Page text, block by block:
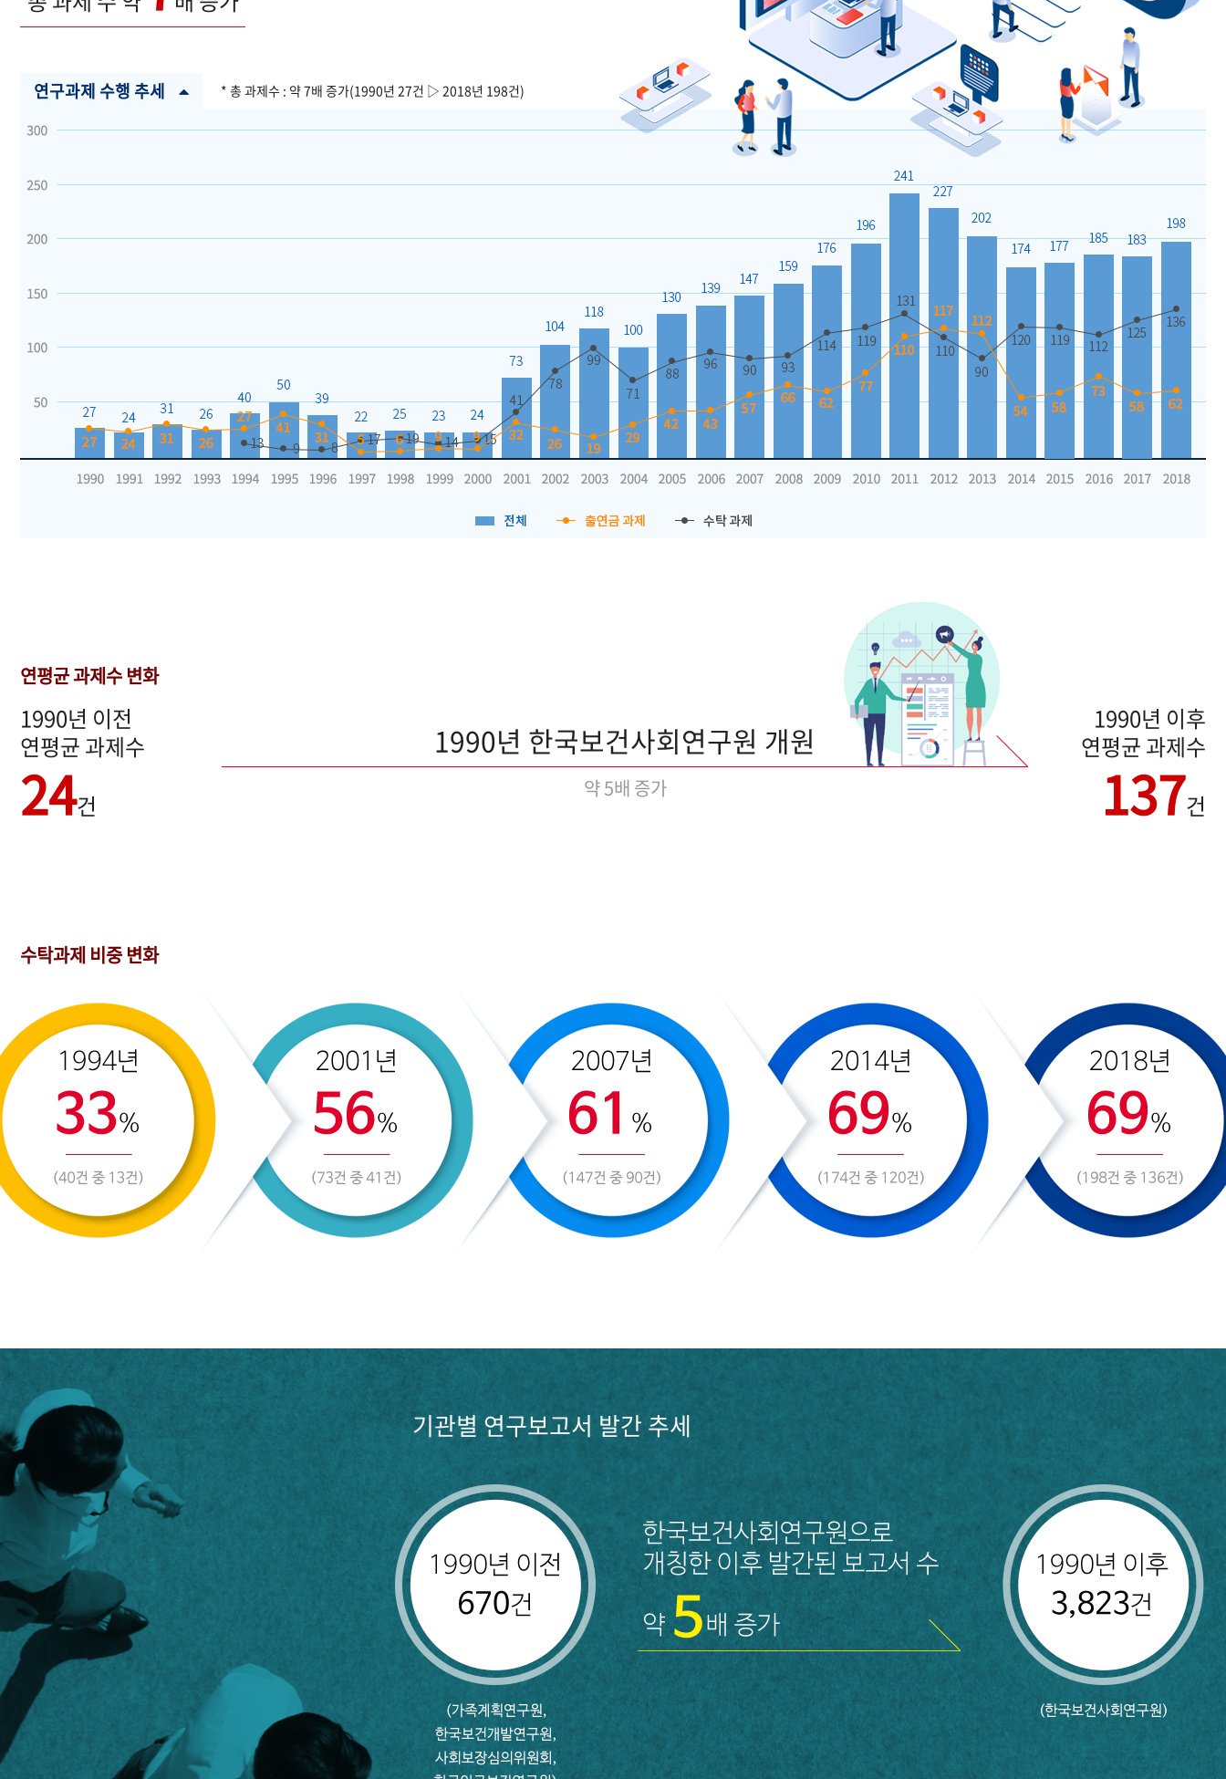
연구과제 수행 추세 * 총 과제수 : 약 7배 증가(1990년 27건 ▷ 2018년 198건)
연평균 과제수 변화
1990년 이전
연평균 과제수
24건
1990년 한국보건사회연구원 개원
약 5배 증가
1990년 이후
연평균 과제수
137건
수탁과제 비중 변화
기관별 연구보고서 발간 추세